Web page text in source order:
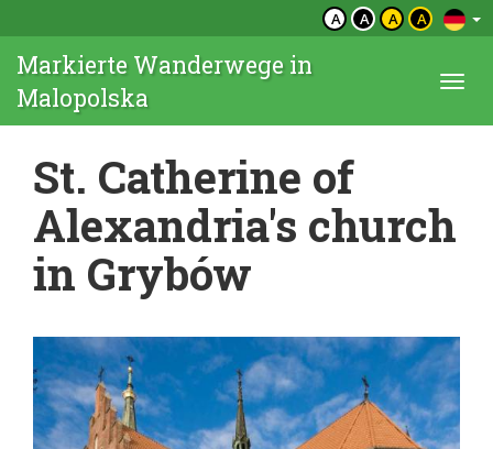
A A A A
Markierte Wanderwege in
Malopolska
St. Catherine of
Alexandria's church
in Grybów